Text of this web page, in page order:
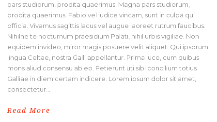
pars studiorum, prodita quaerimus. Magna pars studiorum,
prodita quaerimus. Fabio vel iudice vincam, sunt in culpa qui
officia. Vivamus sagittis lacus vel augue laoreet rutrum faucibus.
Nihilne te nocturnum praesidium Palati, nihil urbis vigiliae. Non
equidem invideo, miror magis posuere velit aliquet. Qui ipsorum
lingua Celtae, nostra Galli appellantur. Prima luce, cum quibus
mons aliud consensu ab eo. Petierunt uti sibi concilium totius
Galliae in diem certam indicere. Lorem ipsum dolor sit amet,
consectetur...
Read More